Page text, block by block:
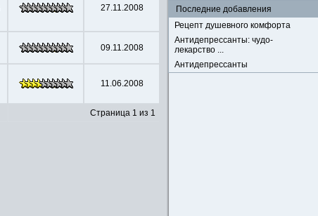
Последние добавления
Рецепт душевного комфорта
Антидепрессанты: чудо-
лекарство ...
Антидепрессанты
27.11.2008
09.11.2008
11.06.2008
Страница 1 из 1